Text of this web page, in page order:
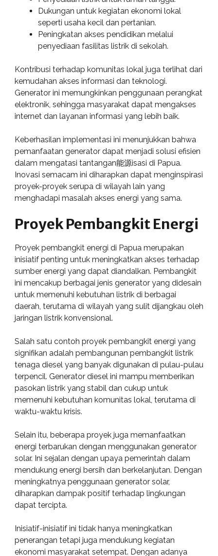
Dukungan untuk kegiatan ekonomi lokal
seperti usaha kecil dan pertanian.
Peningkatan akses pendidikan melalui
penyediaan fasilitas listrik di sekolah.
Kontribusi terhadap komunitas lokal juga terlihat dari
kemudahan akses informasi dan teknologi.
Generator ini memungkinkan penggunaan perangkat
elektronik, sehingga masyarakat dapat mengakses
internet dan layanan informasi yang lebih baik.
Keberhasilan implementasi ini menunjukkan bahwa
pemanfaatan generator dapat menjadi solusi efisien
dalam mengatasi tantangan能源isasi di Papua.
Inovasi semacam ini diharapkan dapat menginspirasi
proyek-proyek serupa di wilayah lain yang
menghadapi masalah akses energi yang sama.
Proyek Pembangkit Energi
Proyek pembangkit energi di Papua merupakan
inisiatif penting untuk meningkatkan akses terhadap
sumber energi yang dapat diandalkan. Pembangkit
ini mencakup berbagai jenis generator yang didesain
untuk memenuhi kebutuhan listrik di berbagai
daerah, terutama di wilayah yang sulit dijangkau oleh
jaringan listrik konvensional.
Salah satu contoh proyek pembangkit energi yang
signifikan adalah pembangunan pembangkit listrik
tenaga diesel yang banyak digunakan di pulau-pulau
terpencil. Generator diesel ini mampu memberikan
pasokan listrik yang stabil dan cukup untuk
memenuhi kebutuhan komunitas lokal, terutama di
waktu-waktu krisis.
Selain itu, beberapa proyek juga memanfaatkan
energi terbarukan dengan menggunakan generator
solar. Ini sejalan dengan upaya pemerintah dalam
mendukung energi bersih dan berkelanjutan. Dengan
meningkatnya penggunaan generator solar,
diharapkan dampak positif terhadap lingkungan
dapat tercipta.
Inisiatif-inisiatif ini tidak hanya meningkatkan
penerangan tetapi juga mendukung kegiatan
ekonomi masyarakat setempat. Dengan adanya